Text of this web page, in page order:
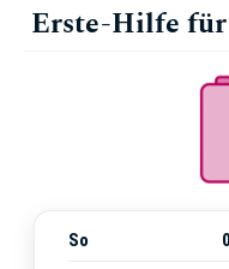
Erste-Hilfe
So